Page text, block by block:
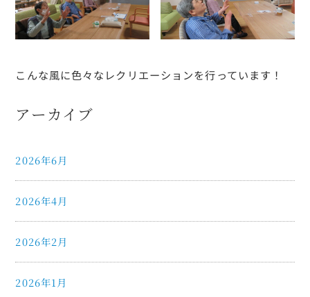
こんな風に色々なレクリエーションを行っています！
アーカイブ
2026年6月
2026年4月
2026年2月
2026年1月